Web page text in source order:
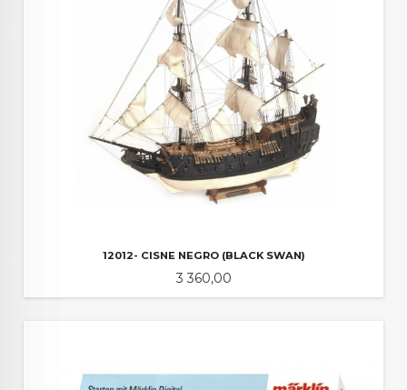
12012- CISNE NEGRO (BLACK SWAN)
Pris
3 360,00